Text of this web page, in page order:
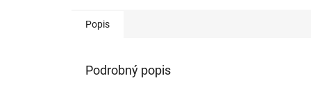
Popis
Podrobný popis